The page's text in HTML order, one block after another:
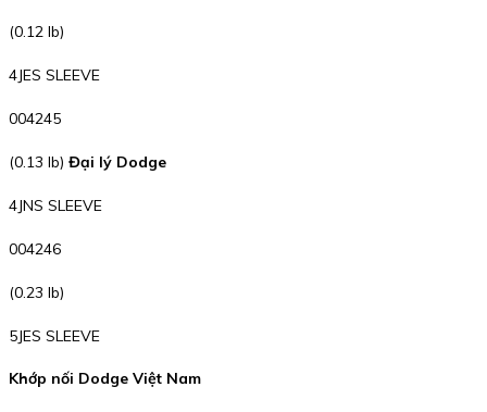
(0.12 lb)
4JES SLEEVE
004245
(0.13 lb) Đại lý Dodge
4JNS SLEEVE
004246
(0.23 lb)
5JES SLEEVE
Khớp nối Dodge Việt Nam